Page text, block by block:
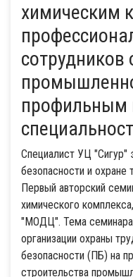
химическим
сотрудников
профильным
Специалист УЦ "Сигур"
безопасности и охране
Первый авторский
химического
"МОДЦ". Тема
организации охраны
безопасности (ПБ) на
строительства